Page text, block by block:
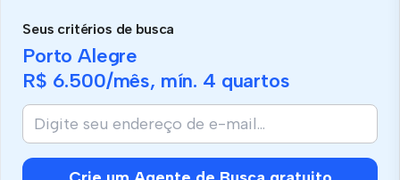
Seus critérios de busca
Porto Alegre
R$ 6.500/mês, mín. 4 quartos
Se
você
é
humano,